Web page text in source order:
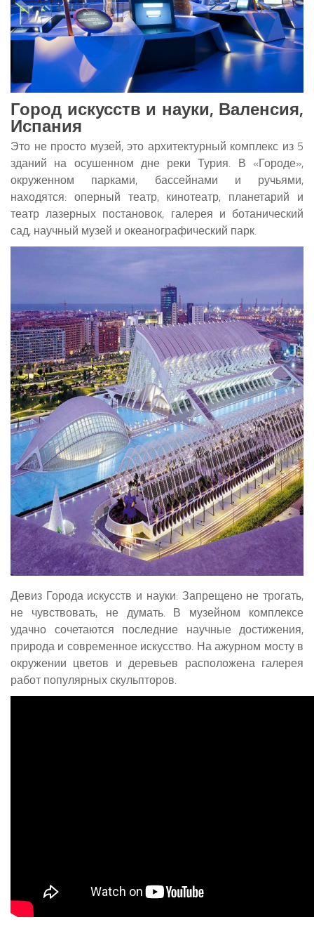
Город искусств и науки, Валенсия,
Испания
Это не просто музей, это архитектурный комплекс из 5
зданий на осушенном дне реки Турия. В «Городе»,
окруженном парками, бассейнами и ручьями,
находятся: оперный театр, кинотеатр, планетарий и
театр лазерных постановок, галерея и ботанический
сад, научный музей и океанографический парк.
Девиз Города искусств и науки: Запрещено не трогать,
не чувствовать, не думать. В музейном комплексе
удачно сочетаются последние научные достижения,
природа и современное искусство. На ажурном мосту в
окружении цветов и деревьев расположена галерея
работ популярных скульпторов.